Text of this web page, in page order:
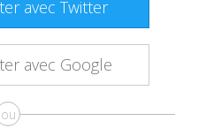
avec Twitter
avec Google
ou